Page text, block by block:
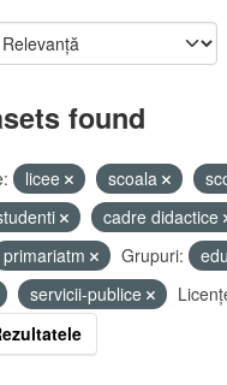
found
licee scoala
cadre didactice
primariatm Grupuri:
servicii-publice